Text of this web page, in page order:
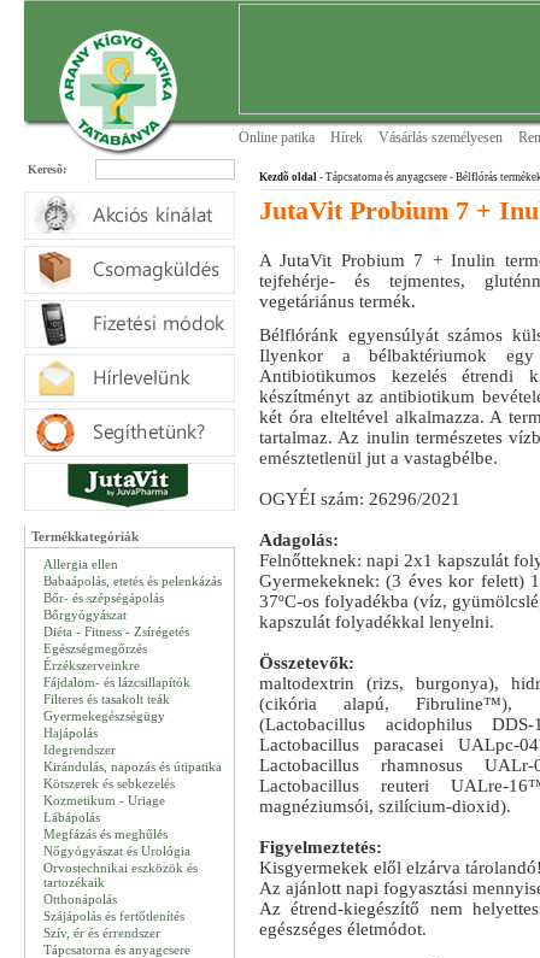
Online patika Hírek Vásárlás személyesen
Keresõ:
Termékkategóriák
Allergia ellen
Babaápolás, etetés és pelenkázás
Bőr- és szépségápolás
Bőrgyógyászat
Diéta - Fitness - Zsírégetés
Egészségmegőrzés
Érzékszerveinkre
Fájdalom- és lázcsillapítók
Filteres és tasakolt teák
Gyermekegészségügy
Hajápolás
Idegrendszer
Kirándulás, napozás és útipatika
Kötszerek és sebkezelés
Kozmetikum - Uriage
Lábápolás
Megfázás és meghűlés
Nőgyógyászat és Urológia
Orvostechnikai eszközök és
tartozékaik
Otthonápolás
Szájápolás és fertőtlenítés
Szív, ér és érrendszer
Tápcsatorna és anyagcsere
Kezdõ oldal - Tápcsatorna és anyagcsere - Bélflórás
JutaVit Probium 7 +
A JutaVit Probium 7 + Inulin
tejfehérje- és tejmentes,
vegetáriánus termék.
Bélflóránk egyensúlyát számos
Ilyenkor a bélbaktériumok egy
Antibiotikumos kezelés étrendi
készítményt az antibiotikum
két óra elteltével alkalmazza. A
tartalmaz. Az inulin természetes
emésztetlenül jut a vastagbélbe.
OGYÉI szám: 26296/2021
Adagolás:
Felnőtteknek: napi 2x1 kapszulát
Gyermekeknek: (3 éves kor felett)
37ºC-os folyadékba (víz,
kapszulát folyadékkal lenyelni.
Összetevők:
maltodextrin (rizs, burgonya),
(cikória alapú, Fibruline™),
(Lactobacillus acidophilus
Lactobacillus paracasei UALpc-
Lactobacillus rhamnosus
Lactobacillus reuteri UALre-
magnéziumsói, szilícium-dioxid).
Figyelmeztetés:
Kisgyermekek elől elzárva
Az ajánlott napi fogyasztási
Az étrend-kiegészítő nem
egészséges életmódot.